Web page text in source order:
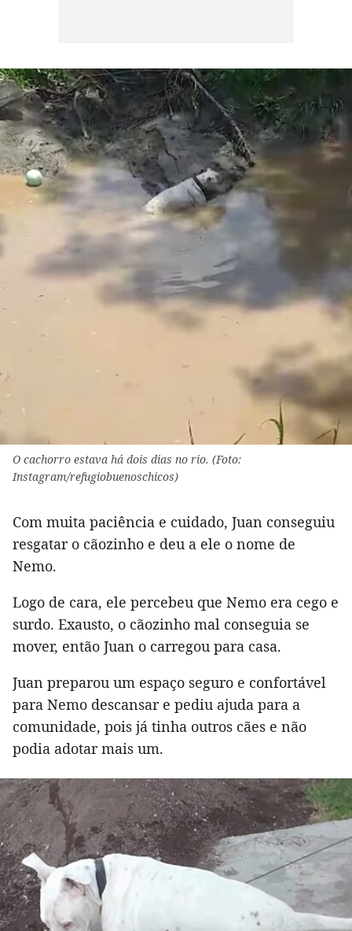
O cachorro estava há dois dias no rio. (Foto:
Instagram/refugiobuenoschicos)
Com muita paciência e cuidado, Juan conseguiu
resgatar o cãozinho e deu a ele o nome de
Nemo.
Logo de cara, ele percebeu que Nemo era cego e
surdo. Exausto, o cãozinho mal conseguia se
mover, então Juan o carregou para casa.
Juan preparou um espaço seguro e confortável
para Nemo descansar e pediu ajuda para a
comunidade, pois já tinha outros cães e não
podia adotar mais um.